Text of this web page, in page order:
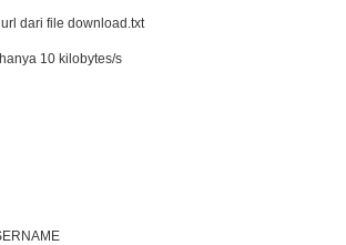
dari file download.txt
10 kilobytes/s